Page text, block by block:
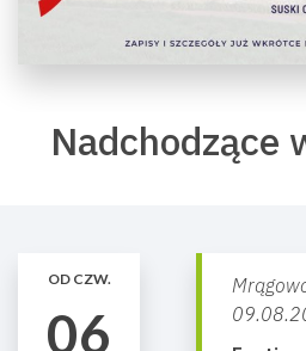
Nadchodzące
OD CZW.
06